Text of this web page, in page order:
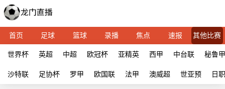
首页 足球 篮球 录播 焦点 速报 其他比赛
世界杯 英超 中超 欧冠杯 亚精英 西甲 中台联 秘鲁甲
沙特联 足协杯 罗甲 欧国联 法甲 澳威超 世亚预 日